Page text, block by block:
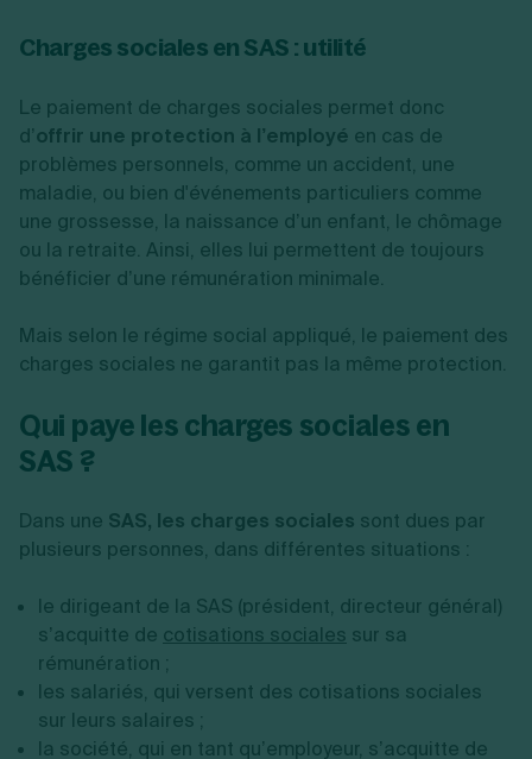
Charges sociales en SAS : utilité
Le paiement de charges sociales permet donc
d’offrir une protection à l’employé en cas de
problèmes personnels, comme un accident, une
maladie, ou bien d'événements particuliers comme
une grossesse, la naissance d’un enfant, le chômage
ou la retraite. Ainsi, elles lui permettent de toujours
bénéficier d’une rémunération minimale.
Mais selon le régime social appliqué, le paiement des
charges sociales ne garantit pas la même protection.
Qui paye les charges sociales en
SAS ?
Dans une SAS, les charges sociales sont dues par
plusieurs personnes, dans différentes situations :
le dirigeant de la SAS (président, directeur général)
s’acquitte de cotisations sociales sur sa
rémunération ;
les salariés, qui versent des cotisations sociales
sur leurs salaires ;
la société, qui en tant qu’employeur, s’acquitte de